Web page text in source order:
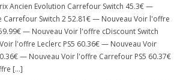
Ancien Evolution Carrefour Switch 45.3€ —
Carrefour Switch 2 52.81€ — Nouveau Voir l'offre
— Nouveau Voir l'offre cDiscount Switch
l'offre Leclerc PS5 60.36€ — Nouveau Voir
— Nouveau Voir l'offre Carrefour PS5 60.37€
[…]